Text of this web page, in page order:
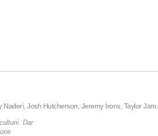
Josh Hutcherson, Jeremy Irons, Taylor Jam...
Dar